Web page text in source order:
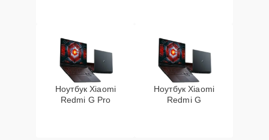
Ноутбук Xiaomi
Redmi G Pro
Ноутбук Xiaomi
Redmi G